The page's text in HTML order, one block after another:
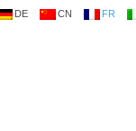
DE CN FR